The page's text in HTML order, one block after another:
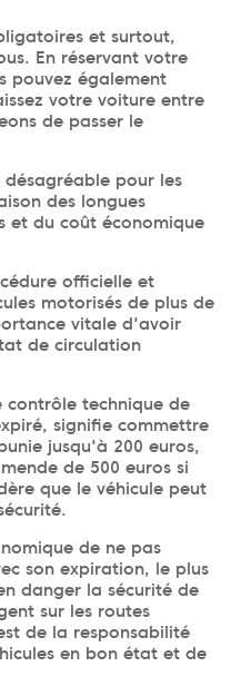
et surtout,
En réservant votre
pouvez également
votre voiture entre
de passer le
désagréable pour les
des longues
et du coût économique
officielle et
motorisés de plus de
vitale d'avoir
de circulation
contrôle technique de
signifie commettre
jusqu'à 200 euros,
de 500 euros si
que le véhicule peut
de ne pas
son expiration, le plus
danger la sécurité de
sur les routes
de la responsabilité
en bon état et de